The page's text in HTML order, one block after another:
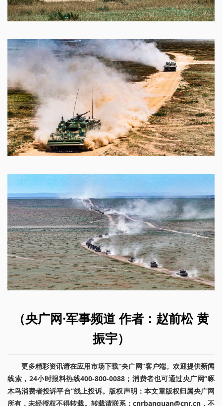
（央广网·军事频道 作者：赵前松 黄
振宇）
更多精彩资讯请在应用市场下载“央广网”客户端。欢迎提供新闻
线索，24小时报料热线400-800-0088；消费者也可通过央广网“啄
木鸟消费者投诉平台”线上投诉。版权声明：本文章版权归属央广网
所有，未经授权不得转载。转载请联系：cnrbanquan@cnr.cn，不